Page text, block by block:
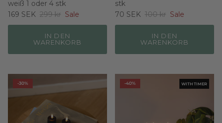
weiß 1 oder 4 stk
169 SEK 299 kr Sale
IN DEN
WARENKORB
stk
70 SEK 100 kr Sale
IN DEN
WARENKORB
-30% WITH TIMER
-40%